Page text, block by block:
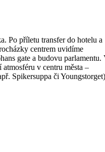
Po příletu transfer do hotelu a
centrem uvidíme
gate a budovu parlamentu.
v centru města –
Spikersuppa či